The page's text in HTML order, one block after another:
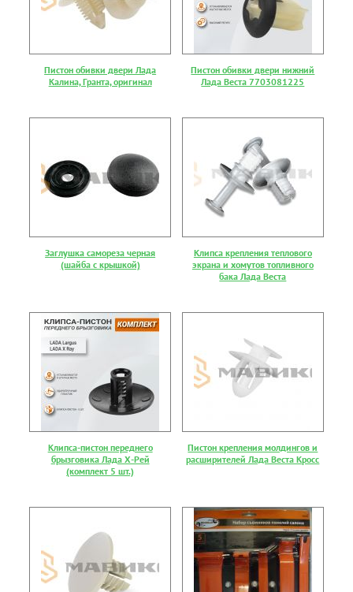
Пистон обивки двери Лада
Калина, Гранта, оригинал
Пистон обивки двери нижний
Лада Веста 7703081225
Заглушка самореза черная
(шайба с крышкой)
Клипса крепления теплового
экрана и хомутов топливного
бака Лада Веста
Клипса-пистон переднего
брызговика Лада Х-Рей
(комплект 5 шт.)
Пистон крепления молдингов и
расширителей Лада Веста Кросс